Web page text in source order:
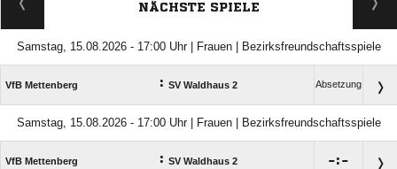
NÄCHSTE SPIELE
Samstag, 15.08.2026 - 17:00 Uhr | Frauen | Bezirksfreundschaftsspiele
VfB Mettenberg : SV Waldhaus 2 Absetzung
Samstag, 15.08.2026 - 17:00 Uhr | Frauen | Bezirksfreundschaftsspiele
VfB Mettenberg : SV Waldhaus 2 :